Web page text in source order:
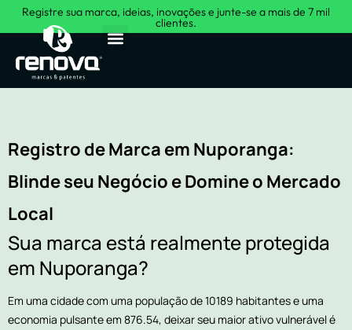
Registre sua marca, ideias, inovações e junte-se a mais de 7 mil
clientes.
Registro de Marca em Nuporanga:
Blinde seu Negócio e Domine o Mercado
Local
Sua marca está realmente protegida
em Nuporanga?
Em uma cidade com uma população de 10189 habitantes e uma
economia pulsante em 876.54, deixar seu maior ativo vulnerável é